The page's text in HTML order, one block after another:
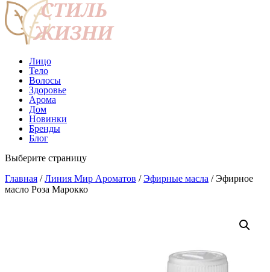
Лицо
Тело
Волосы
Здоровье
Арома
Дом
Новинки
Бренды
Блог
Выберите страницу
Главная /Линия Мир Ароматов /Эфирные масла / Эфирное
масло Роза Марокко